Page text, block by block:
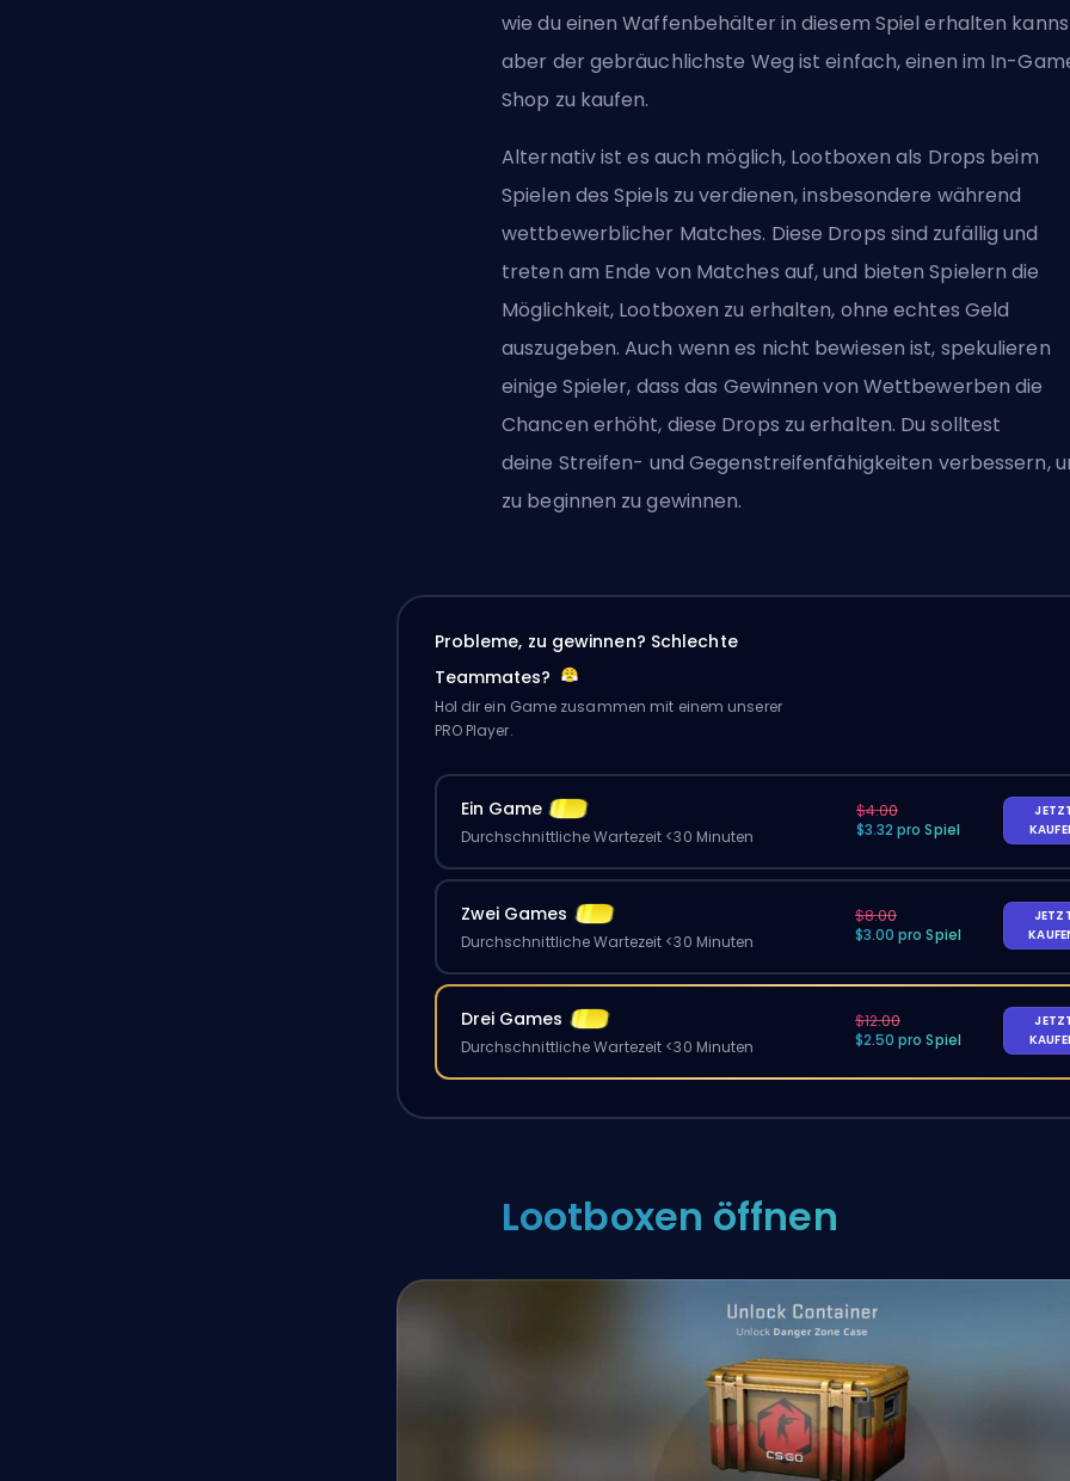
wie du einen Waffenbehälter in diesem Spiel erhalten
aber der gebräuchlichste Weg ist einfach, einen im In-
Shop zu kaufen.
Alternativ ist es auch möglich, Lootboxen als Drops beim
Spielen des Spiels zu verdienen, insbesondere während
wettbewerblicher Matches. Diese Drops sind zufällig und
treten am Ende von Matches auf, und bieten Spielern die
Möglichkeit, Lootboxen zu erhalten, ohne echtes Geld
auszugeben. Auch wenn es nicht bewiesen ist, spekulieren
einige Spieler, dass das Gewinnen von Wettbewerben die
Chancen erhöht, diese Drops zu erhalten. Du solltest
deine Streifen- und Gegenstreifenfähigkeiten verbessern,
zu beginnen zu gewinnen.
Probleme, zu gewinnen? Schlechte
Teammates?
Hol dir ein Game zusammen mit einem unserer
PRO Player.
Ein Game
Durchschnittliche Wartezeit <30 Minuten
$4.00
$3.32 pro Spiel
Zwei Games
Durchschnittliche Wartezeit <30 Minuten
$8.00
$3.00 pro Spiel
Drei Games
Durchschnittliche Wartezeit <30 Minuten
$12.00
$2.50 pro Spiel
Lootboxen öffnen